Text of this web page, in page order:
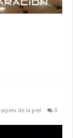
de la piel
0